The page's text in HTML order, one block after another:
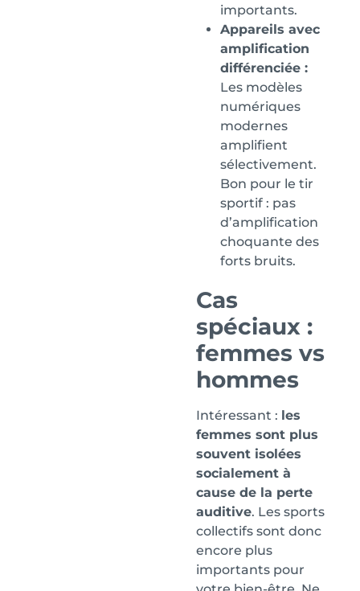
importants.
Appareils avec
amplification
différenciée :
Les modèles
numériques
modernes
amplifient
sélectivement.
Bon pour le tir
sportif : pas
d’amplification
choquante des
forts bruits.
Cas
spéciaux :
femmes vs
hommes
Intéressant : les
femmes sont plus
souvent isolées
socialement à
cause de la perte
auditive. Les sports
collectifs sont donc
encore plus
importants pour